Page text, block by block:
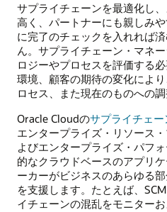
サプライチェーンを最適化し
高く、パートナーにも親しみ
に完了のチェックを入れれば
ん。サプライチェーン・マネ
ロジーやプロセスを評価する
環境、顧客の期待の変化によ
ロセス、また現在のものへの調
Oracle Cloudのサプライチェ
エンタープライズ・リソース
よびエンタープライズ・パフ
的なクラウドベースのアプリ
ーカーがビジネスのあらゆる
を支援します。たとえば、
イチェーンの混乱をモニター